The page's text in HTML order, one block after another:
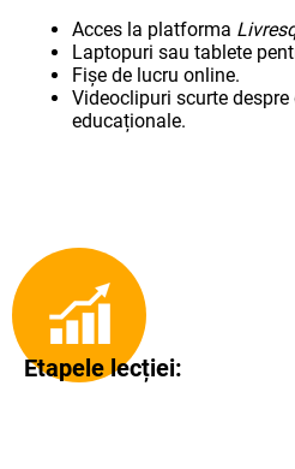
Acces la platforma
Laptopuri sau tablete
Fișe de lucru online.
Videoclipuri scurte
educaționale.
Etapele lecției: